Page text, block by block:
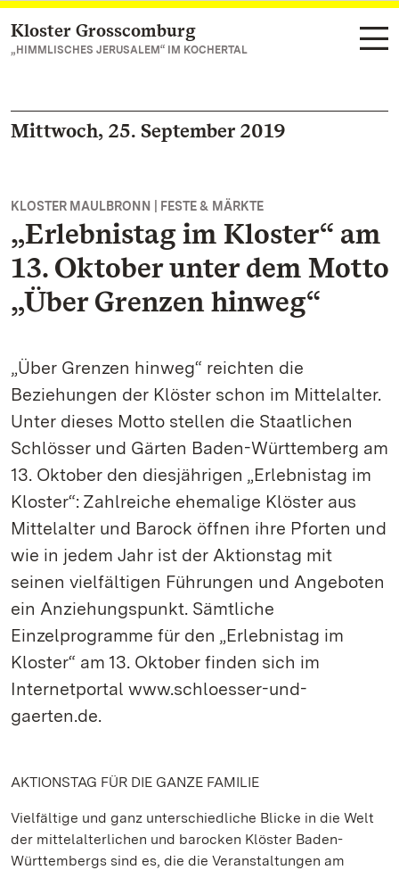
Zum Hauptinhalt springen
Kloster Grosscomburg
„HIMMLISCHES JERUSALEM“ IM KOCHERTAL
Mittwoch, 25. September 2019
KLOSTER MAULBRONN | FESTE & MÄRKTE
„Erlebnistag im Kloster“ am
13. Oktober unter dem Motto
„Über Grenzen hinweg“
„Über Grenzen hinweg“ reichten die
Beziehungen der Klöster schon im Mittelalter.
Unter dieses Motto stellen die Staatlichen
Schlösser und Gärten Baden-Württemberg am
13. Oktober den diesjährigen „Erlebnistag im
Kloster“: Zahlreiche ehemalige Klöster aus
Mittelalter und Barock öffnen ihre Pforten und
wie in jedem Jahr ist der Aktionstag mit
seinen vielfältigen Führungen und Angeboten
ein Anziehungspunkt. Sämtliche
Einzelprogramme für den „Erlebnistag im
Kloster“ am 13. Oktober finden sich im
Internetportal www.schloesser-und-
gaerten.de.
AKTIONSTAG FÜR DIE GANZE FAMILIE
Vielfältige und ganz unterschiedliche Blicke in die Welt
der mittelalterlichen und barocken Klöster Baden-
Württembergs sind es, die die Veranstaltungen am